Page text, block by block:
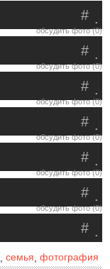
.
#
обсудить фото (0)
.
#
обсудить фото (0)
.
#
обсудить фото (0)
.
#
обсудить фото (0)
.
#
обсудить фото (0)
.
#
обсудить фото (0)
.
#
семья фотография